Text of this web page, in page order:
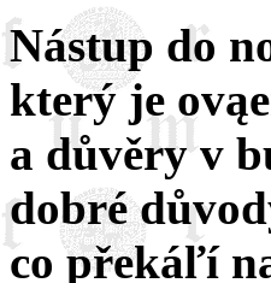
Nástup do
který je
a důvěry v
dobré
co překáľí